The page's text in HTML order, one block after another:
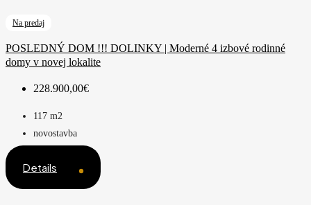
Na predaj
POSLEDNÝ DOM !!! DOLINKY | Moderné 4 izbové rodinné
domy v novej lokalite
228.900,00€
117 m2
novostavba
Details